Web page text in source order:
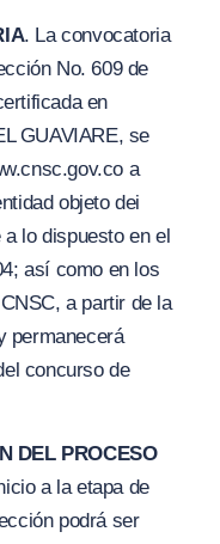
. La convocatoria
No. 609 de
en
GUAVIARE, se
a
objeto dei
lo dispuesto en el
así como en los
a partir de la
permanecerá
concurso de
DEL PROCESO
a la etapa de
podrá ser